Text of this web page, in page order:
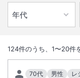
伝説の霊泉と呼ばれ、
124件のうち、 1〜20件
70代 男性
レ